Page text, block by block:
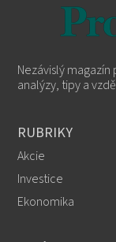
Nezávislý
analýzy, tipy a
RUBRIKY
Akcie
Investice
Ekonomika